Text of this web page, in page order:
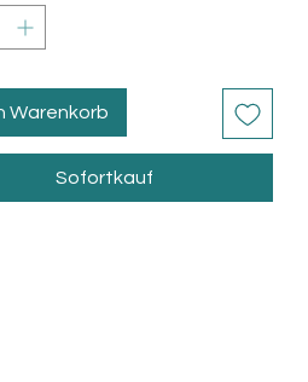
Warenkorb
Sofortkauf